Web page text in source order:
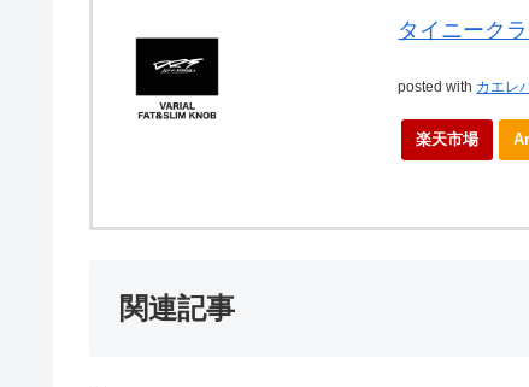
タイニーク
posted with カエレ
楽天市場
関連記事